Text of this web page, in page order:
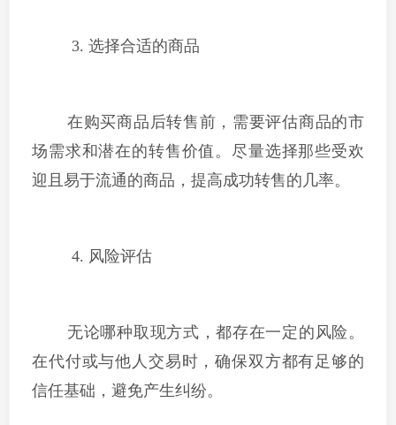
3. 选择合适的商品
在购买商品后转售前，需要评估商品的市
场需求和潜在的转售价值。尽量选择那些受欢
迎且易于流通的商品，提高成功转售的几率。
4. 风险评估
无论哪种取现方式，都存在一定的风险。
在代付或与他人交易时，确保双方都有足够的
信任基础，避免产生纠纷。